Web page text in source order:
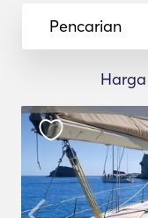
Pencarian